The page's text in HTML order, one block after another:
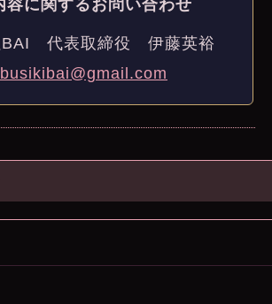
容に関するお問い合わせ
BAI 代表取締役 伊藤英裕